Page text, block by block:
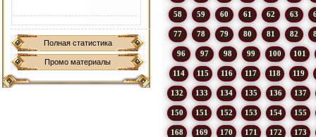
Полная статистика
Промо материалы
58 59 60 61 62 63
77 78 79 80 81 82
96 97 98 99 100 101
114 115 116 117 118 119
132 133 134 135 136 137
150 151 152 153 154 155
168 169 170 171 172 173